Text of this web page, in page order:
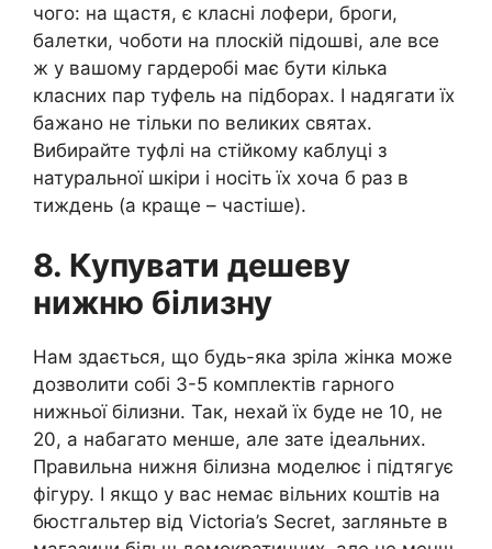
чого: на щастя, є класні лофери, броги,
балетки, чоботи на плоскій підошві, але все
ж у вашому гардеробі має бути кілька
класних пар туфель на підборах. І надягати їх
бажано не тільки по великих святах.
Вибирайте туфлі на стійкому каблуці з
натуральної шкіри і носіть їх хоча б раз в
тиждень (а краще – частіше).
8. Купувати дешеву
нижню білизну
Нам здається, що будь-яка зріла жінка може
дозволити собі 3-5 комплектів гарного
нижньої білизни. Так, нехай їх буде не 10, не
20, а набагато менше, але зате ідеальних.
Правильна нижня білизна моделює і підтягує
фігуру. І якщо у вас немає вільних коштів на
бюстгальтер від Victoria’s Secret, загляньте в